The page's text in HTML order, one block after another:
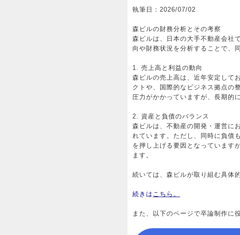
執筆日：2026/07/02
森ビルの財務分析とその考察
森ビルは、日本の大手不動産会社
向や財務状況を分析することで、
1. 売上高と利益の動向
森ビルの売上高は、近年安定して
クトや、国際的なビジネス拠点の
圧力がかかっていますが、長期的
2. 資産と負債のバランス
森ビルは、不動産の開発・運営に
れています。ただし、同時に負債
を押し上げる要因となっています
ます。
続いては、森ビルが取り組む具体
続きは こちら。
また、以下のページで卒論制作に